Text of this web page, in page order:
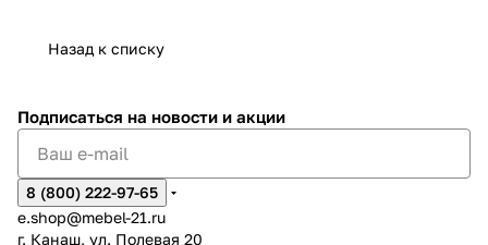
2
Назад к списку
Подписаться на новости и акции
8 (800) 222-97-65
e.shop@mebel-21.ru
г. Канаш, ул. Полевая 20